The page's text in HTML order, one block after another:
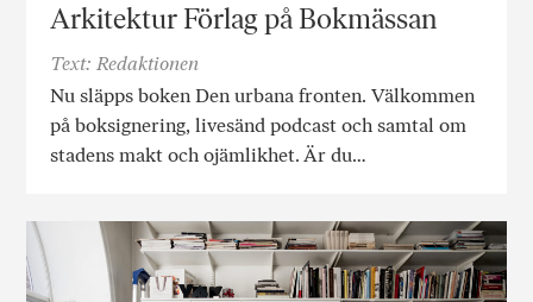
Arkitektur Förlag på Bokmässan
Text: Redaktionen
Nu släpps boken Den urbana fronten. Välkommen
på boksignering, livesänd podcast och samtal om
stadens makt och ojämlikhet. Är du…